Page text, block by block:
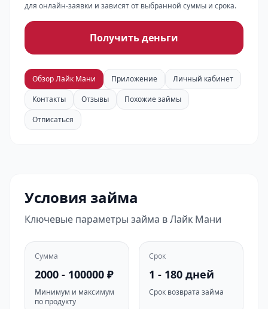
для онлайн-заявки и зависят от выбранной суммы и срока.
Получить деньги
Обзор Лайк Мани Приложение
Личный кабинет
Контакты
Отзывы
Похожие займы
Отписаться
Условия займа
Ключевые параметры займа в Лайк Мани
Сумма
2000 - 100000 ₽
Минимум и максимум
по продукту
Срок
1 - 180 дней
Срок возврата займа